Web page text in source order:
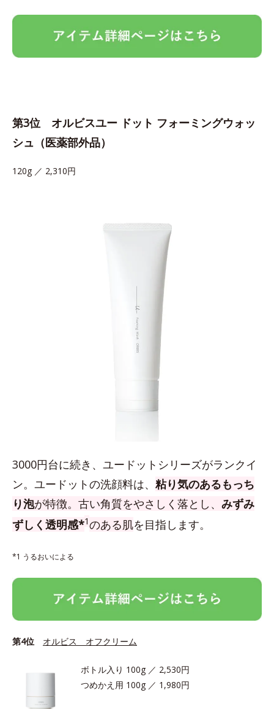
第3位 オルビスユー ドット フォーミングウォッ
シュ（医薬部外品）
120g ／ 2,310円
3000円台に続き、ユードットシリーズがランクイ
ン。ユードットの洗顔料は、 粘り気のあるもっち
り泡が特徴。古い角質をやさしく落とし、 みずみ
ずしく透明感*1のある肌を目指します。
*1 うるおいによる
第4位 オルビス オフクリーム
ボトル入り 100g ／ 2,530円
つめかえ用 100g ／ 1,980円